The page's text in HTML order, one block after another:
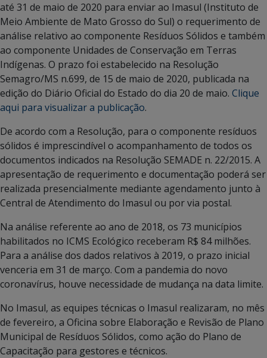
até 31 de maio de 2020 para enviar ao Imasul (Instituto de
Meio Ambiente de Mato Grosso do Sul) o requerimento de
análise relativo ao componente Resíduos Sólidos e também
ao componente Unidades de Conservação em Terras
Indígenas. O prazo foi estabelecido na Resolução
Semagro/MS n.699, de 15 de maio de 2020, publicada na
edição do Diário Oficial do Estado do dia 20 de maio. Clique
aqui para visualizar a publicação.
De acordo com a Resolução, para o componente resíduos
sólidos é imprescindível o acompanhamento de todos os
documentos indicados na Resolução SEMADE n. 22/2015. A
apresentação de requerimento e documentação poderá ser
realizada presencialmente mediante agendamento junto à
Central de Atendimento do Imasul ou por via postal.
Na análise referente ao ano de 2018, os 73 municípios
habilitados no ICMS Ecológico receberam R$ 84 milhões.
Para a análise dos dados relativos à 2019, o prazo inicial
venceria em 31 de março. Com a pandemia do novo
coronavírus, houve necessidade de mudança na data limite.
No Imasul, as equipes técnicas o Imasul realizaram, no mês
de fevereiro, a Oficina sobre Elaboração e Revisão de Plano
Municipal de Resíduos Sólidos, como ação do Plano de
Capacitação para gestores e técnicos.